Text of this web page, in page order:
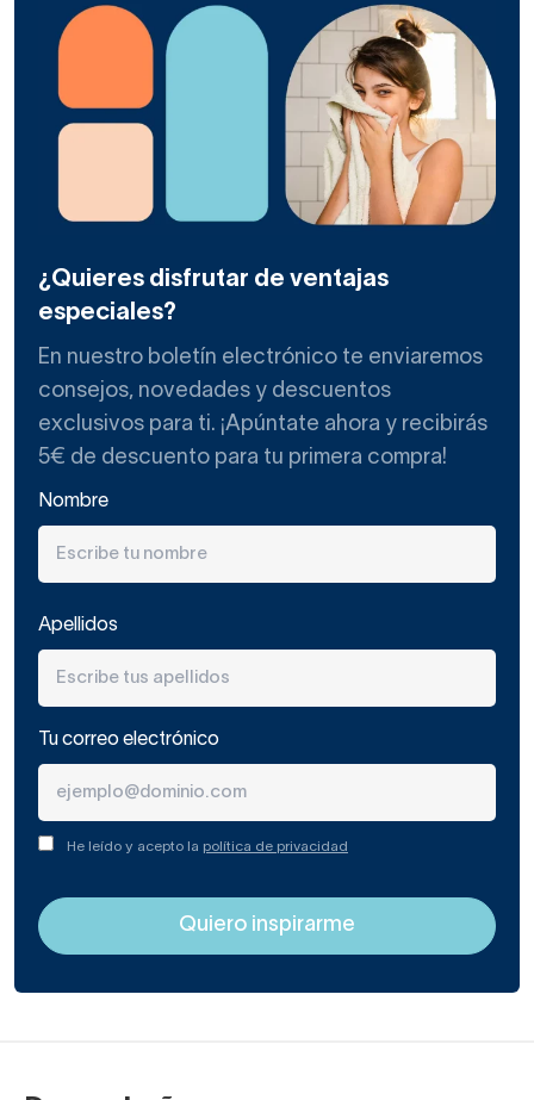
¿Quieres disfrutar de ventajas
especiales?
En nuestro boletín electrónico te enviaremos
consejos, novedades y descuentos
exclusivos para ti. ¡Apúntate ahora y recibirás
5€ de descuento para tu primera compra!
Nombre
Apellidos
Tu correo electrónico
He leído y acepto la política de privacidad